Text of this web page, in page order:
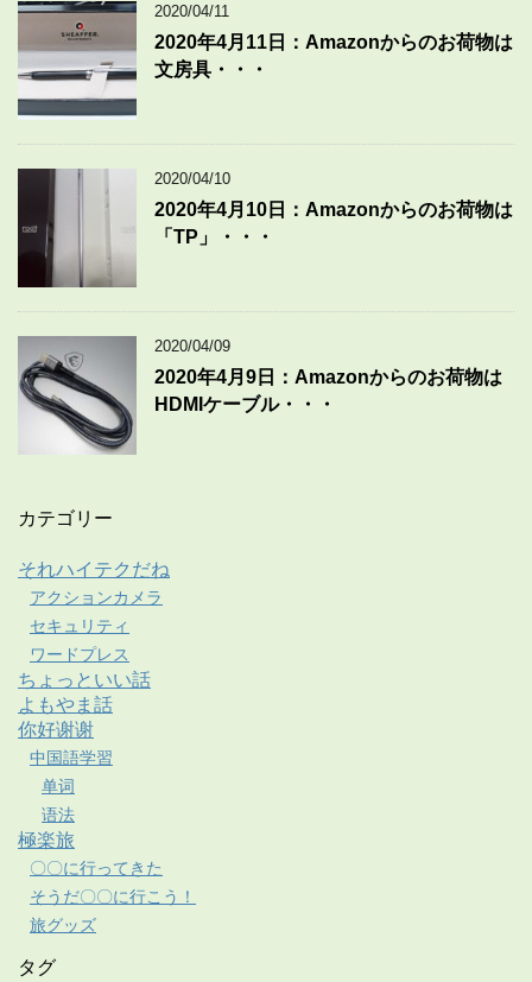
2020/04/11
2020年4月11日：Amazonからのお荷物は
文房具・・・
2020/04/10
2020年4月10日：Amazonからのお荷物は
「TP」・・・
2020/04/09
2020年4月9日：Amazonからのお荷物は
HDMIケーブル・・・
カテゴリー
それハイテクだね
アクションカメラ
セキュリティ
ワードプレス
ちょっといい話
よもやま話
你好谢谢
中国語学習
单词
语法
極楽旅
〇〇に行ってきた
そうだ〇〇に行こう！
旅グッズ
タグ